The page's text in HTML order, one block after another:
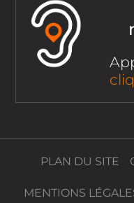
PLAN DU SITE
MENTIONS